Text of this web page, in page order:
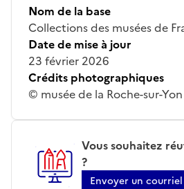
Nom de la base
Collections des musées de
Date de mise à jour
23 février 2026
Crédits photographiques
© musée de la Roche-sur-Yon
Vous souhaitez
?
Envoyer un courriel